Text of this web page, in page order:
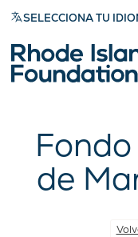
SELECCIONA TU
de